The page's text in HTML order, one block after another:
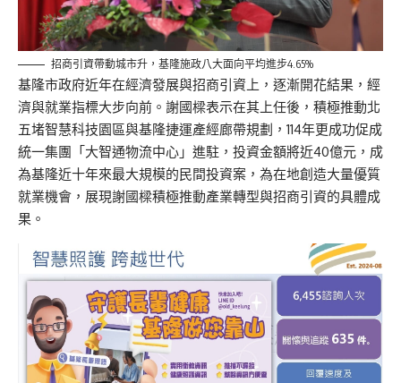
招商引資帶動城市升，基隆施政八大面向平均進步4.65%
基隆市政府近年在經濟發展與招商引資上，逐漸開花結果，經
濟與就業指標大步向前。謝國樑表示在其上任後，積極推動北
五堵智慧科技園區與基隆捷運產經廊帶規劃，114年更成功促成
統一集團「大智通物流中心」進駐，投資金額將近40億元，成
為基隆近十年來最大規模的民間投資案，為在地創造大量優質
就業機會，展現謝國樑積極推動產業轉型與招商引資的具體成
果。